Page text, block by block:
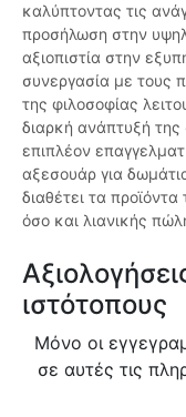
καλύπτοντας τις
προσήλωση στην
αξιοπιστία στην
συνεργασία με τους
της φιλοσοφίας
διαρκή ανάπτυξή
επιπλέον
αξεσουάρ για
διαθέτει τα
όσο και λιανικής
ιστότοπους
Μόνο οι
σε αυτές τις